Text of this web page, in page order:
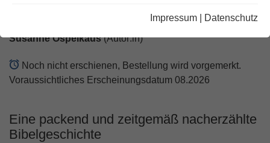
Impressum Datenschutz
Susanne Ospelkaus(Autor:in)
Noch nicht erschienen, Bestellung wird vorgemerkt.
Voraussichtliches Erscheinungsdatum 08.2026
Eine packend und zeitgemäß nacherzählte
Bibelgeschichte